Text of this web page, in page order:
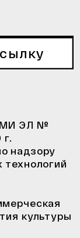
ЭЛ №
надзору
культуры